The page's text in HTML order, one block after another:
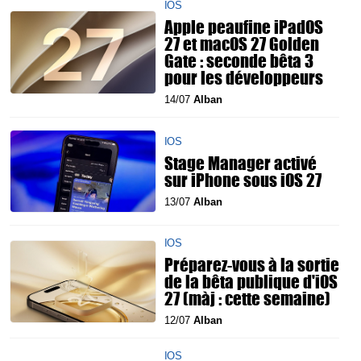
IOS
Apple peaufine iPadOS
27 et macOS 27 Golden
Gate : seconde bêta 3
pour les développeurs
14/07 Alban
IOS
Stage Manager activé
sur iPhone sous iOS 27
13/07 Alban
IOS
Préparez-vous à la sortie
de la bêta publique d'iOS
27 (màj : cette semaine)
12/07 Alban
IOS